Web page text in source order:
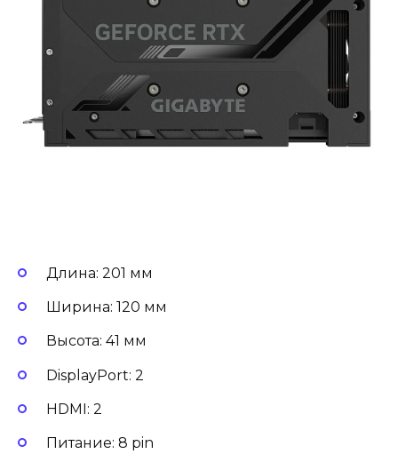
Длина: 201 мм
Ширина: 120 мм
Высота: 41 мм
DisplayPort: 2
HDMI: 2
Питание: 8 pin